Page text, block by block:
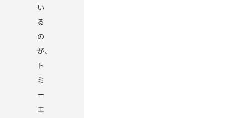
い
る
の
が、
ト
ミ
ー
エ